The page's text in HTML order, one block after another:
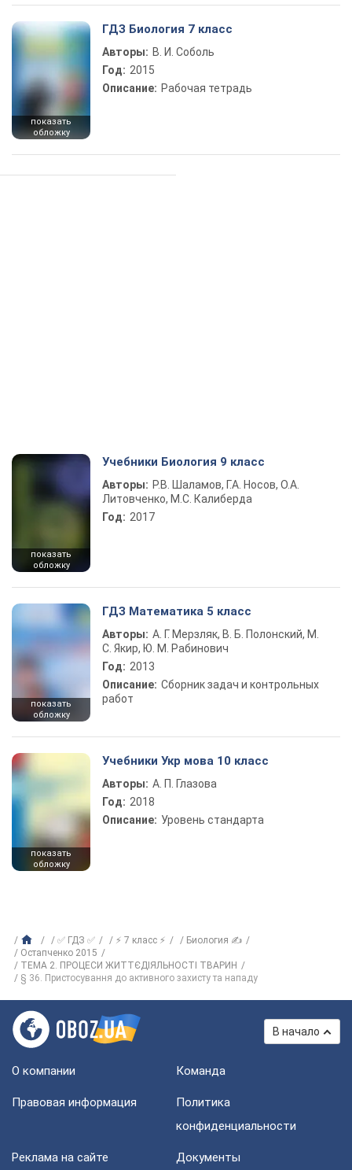
показать
обложку
ГДЗ Биология 7 класс
Авторы: В. И. Соболь
Год: 2015
Описание: Рабочая тетрадь
показать
обложку
Учебники Биология 9 класс
Авторы: Р.В. Шаламов, Г.А. Носов, О.А.
Литовченко, М.С. Калиберда
Год: 2017
показать
обложку
ГДЗ Математика 5 класс
Авторы: А. Г. Мерзляк, В. Б. Полонский, М.
С. Якир, Ю. М. Рабинович
Год: 2013
Описание: Сборник задач и контрольных
работ
показать
обложку
Учебники Укр мова 10 класс
Авторы: А. П. Глазова
Год: 2018
Описание: Уровень стандарта
✅ ГДЗ ✅ ⚡ 7 класс ⚡
Биология ✍
Остапченко 2015
ТЕМА 2. ПРОЦЕСИ ЖИТТЄДІЯЛЬНОСТІ ТВАРИН
§ 36. Пристосування до активного захисту та нападу
В начало
О компании Команда
Правовая информация
Политика
конфиденциальности
Реклама на сайте Документы